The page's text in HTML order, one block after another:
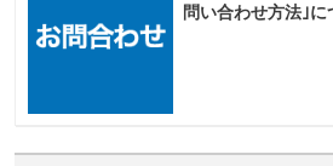
問い合わせ方法｣に